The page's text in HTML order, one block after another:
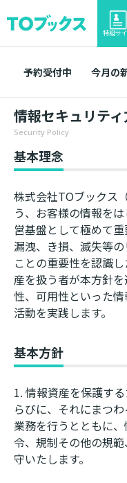
特設サ
予約受付中 今月の
情報セキュリテ
Security Policy
基本理念
株式会社TOブックス
う、お客様の情報を
営基盤として極めて重
漏洩、き損、滅失等
ことの重要性を認識
産を扱う者が本方針
性、可用性といった
活動を実践します。
基本方針
情報資産を保護す
らびに、それにまつ
業務を行うとともに
令、規制その他の規
守いたします。